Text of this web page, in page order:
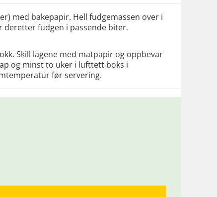
med bakepapir. Hell fudgemassen over i
fudgen i passende biter.
Skill lagene med matpapir og oppbevar
og minst to uker i lufttett boks i
før servering.